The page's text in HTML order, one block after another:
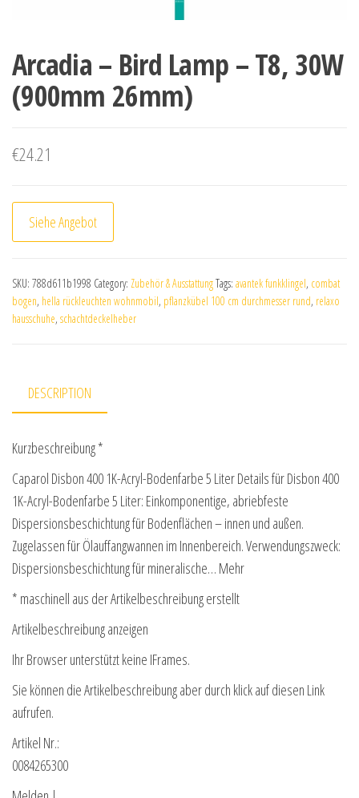
Arcadia – Bird Lamp – T8, 30W
(900mm 26mm)
€24.21
Siehe Angebot
SKU: 788d611b1998 Category: Zubehör & AusstattungTags: avantek funkklingel, combat
bogen, hella rückleuchten wohnmobil, pflanzkübel 100 cm durchmesser rund, relaxo
hausschuhe, schachtdeckelheber
DESCRIPTION
Kurzbeschreibung *
Caparol Disbon 400 1K-Acryl-Bodenfarbe 5 Liter Details für Disbon 400
1K-Acryl-Bodenfarbe 5 Liter: Einkomponentige, abriebfeste
Dispersionsbeschichtung für Bodenflächen – innen und außen.
Zugelassen für Ölauffangwannen im Innenbereich. Verwendungszweck:
Dispersionsbeschichtung für mineralische… Mehr
* maschinell aus der Artikelbeschreibung erstellt
Artikelbeschreibung anzeigen
Ihr Browser unterstützt keine IFrames.
Sie können die Artikelbeschreibung aber durch klick auf diesen Link
aufrufen.
Artikel Nr.:
0084265300